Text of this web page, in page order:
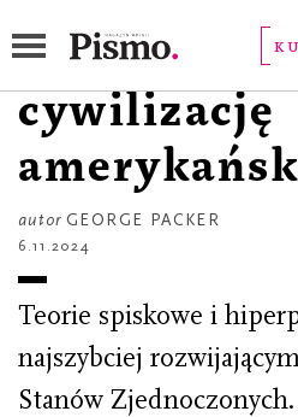
Jaka
cywilizację
autor GEORGE PACKER
6.11.2024
Teorie spiskowe i
najszybciej
Stanów Zjednoczonych.